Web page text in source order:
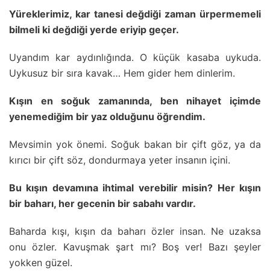
Yüreklerimiz, kar tanesi değdiği zaman ürpermemeli
bilmeli ki değdiği yerde eriyip geçer.
Uyandım kar aydınlığında. O küçük kasaba uykuda.
Uykusuz bir sıra kavak… Hem gider hem dinlerim.
Kışın en soğuk zamanında, ben nihayet içimde
yenemediğim bir yaz olduğunu öğrendim.
Mevsimin yok önemi. Soğuk bakan bir çift göz, ya da
kırıcı bir çift söz, dondurmaya yeter insanın içini.
Bu kışın devamına ihtimal verebilir misin? Her kışın
bir baharı, her gecenin bir sabahı vardır.
Baharda kışı, kışın da baharı özler insan. Ne uzaksa
onu özler. Kavuşmak şart mı? Boş ver! Bazı şeyler
yokken güzel.